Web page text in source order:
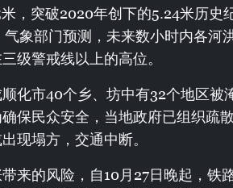
，突破2020年创下的5.24米历史
气象部门预测，未来数小时内各河
级警戒线以上的高位。
化市40个乡、坊中有32个地区被
保民众安全，当地政府已组织疏
现塌方，交通中断。
来的风险，自10月27日晚起，铁